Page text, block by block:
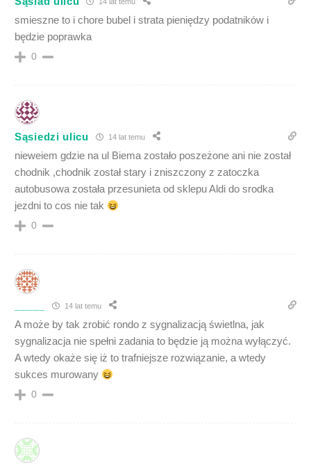
smieszne to i chore bubel i strata pieniędzy podatników i
będzie poprawka
0
Sąsiedzi ulicu 14 lat temu
nieweiem gdzie na ul Biema zostało poszeżone ani nie został
chodnik ,chodnik został stary i zniszczony z zatoczka
autobusowa została przesunieta od sklepu Aldi do srodka
jezdni to cos nie tak
0
14 lat temu
A może by tak zrobić rondo z sygnalizacją świetlna, jak
sygnalizacja nie spełni zadania to będzie ją można wyłączyć.
A wtedy okaże się iż to trafniejsze rozwiązanie, a wtedy
sukces murowany
0